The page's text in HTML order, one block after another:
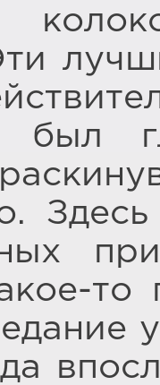
был
то